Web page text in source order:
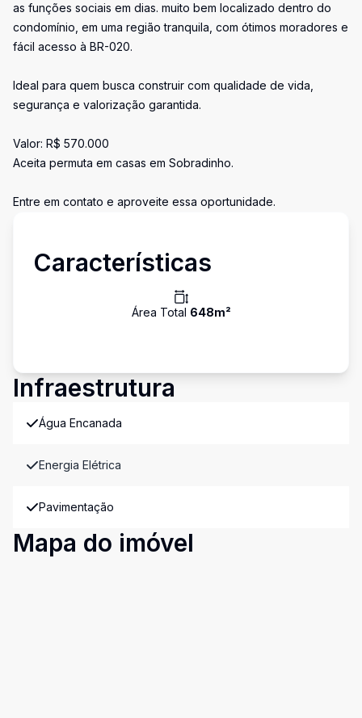
as funções sociais em dias. muito bem localizado dentro do
condomínio, em uma região tranquila, com ótimos moradores e
fácil acesso à BR-020.
Ideal para quem busca construir com qualidade de vida,
segurança e valorização garantida.
Valor: R$ 570.000
Aceita permuta em casas em Sobradinho.
Entre em contato e aproveite essa oportunidade.
Características
Área Total 648m²
Infraestrutura
Água Encanada
Energia Elétrica
Pavimentação
Mapa do imóvel